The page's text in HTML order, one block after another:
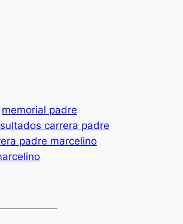
memorial padre
carrera padre
padre marcelino